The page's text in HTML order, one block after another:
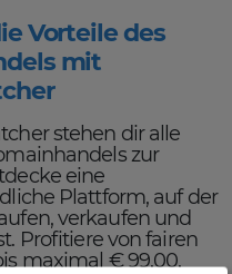
Vorteile des
mit
stehen dir alle
zur
eine
Plattform, auf der
verkaufen und
Profitiere von fairen
maximal € 99,00,